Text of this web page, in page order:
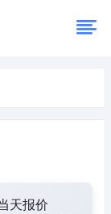
天报价